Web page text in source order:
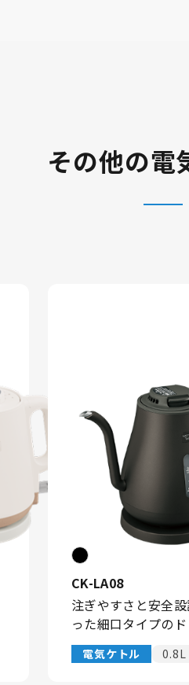
その他の電
CK-LA08
注ぎやすさと安全
った細口タイプの
ル。
電気ケトル 0.8L